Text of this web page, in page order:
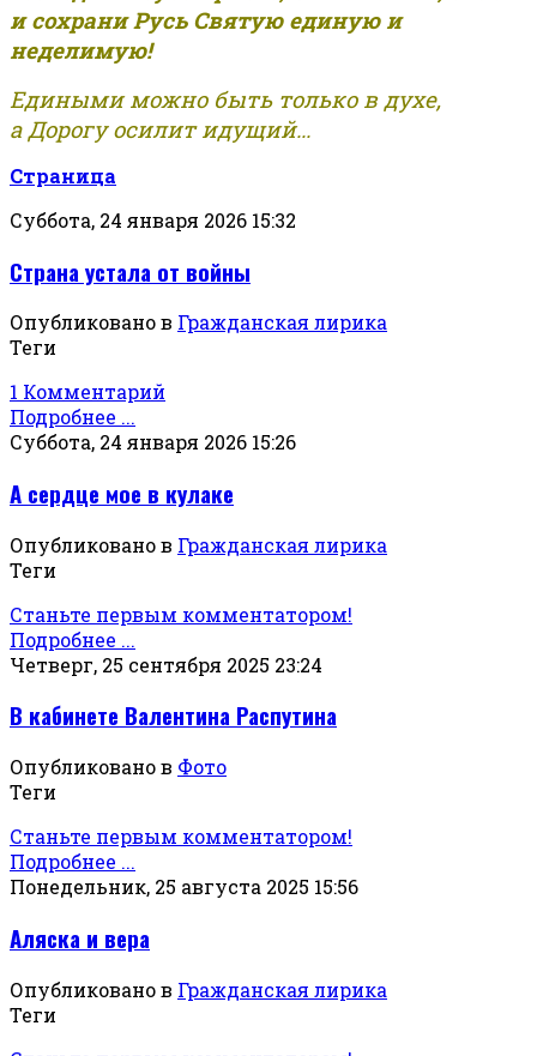
и сохрани Русь Святую единую и
неделимую!
Едиными можно быть только в духе,
а Дорогу осилит идущий...
Страница
Суббота, 24 января 2026 15:32
Страна устала от войны
Опубликовано в Гражданская лирика
Теги
1 Комментарий
Подробнее ...
Суббота, 24 января 2026 15:26
А сердце мое в кулаке
Опубликовано в Гражданская лирика
Теги
Станьте первым комментатором!
Подробнее ...
Четверг, 25 сентября 2025 23:24
В кабинете Валентина Распутина
Опубликовано в Фото
Теги
Станьте первым комментатором!
Подробнее ...
Понедельник, 25 августа 2025 15:56
Аляска и вера
Опубликовано в Гражданская лирика
Теги